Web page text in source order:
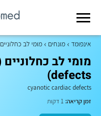
אינפומד מונחים מומי לב כחלוניים
defects)
cyanotic cardiac defects
זמן קריאה: